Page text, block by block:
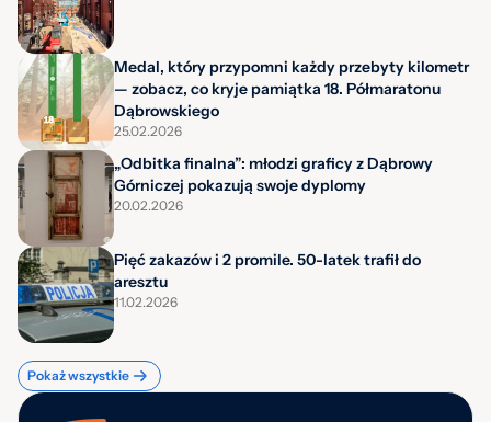
Medal, który przypomni każdy przebyty kilometr
— zobacz, co kryje pamiątka 18. Półmaratonu
Dąbrowskiego
25.02.2026
„Odbitka finalna”: młodzi graficy z Dąbrowy
Górniczej pokazują swoje dyplomy
20.02.2026
Pięć zakazów i 2 promile. 50-latek trafił do
aresztu
11.02.2026
Pokaż wszystkie